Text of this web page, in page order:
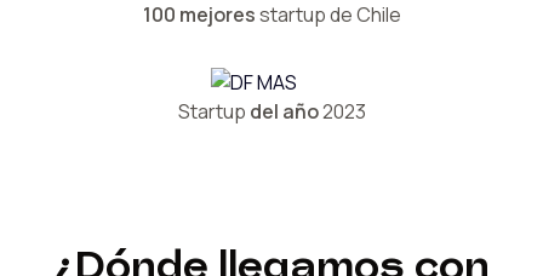
100 mejoresstartup de Chile
Startup del año2023